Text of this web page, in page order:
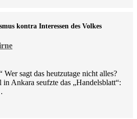
kontra Inte­ressen des Volkes
Wer sagt das heutzutage nicht alles?
Ankara seufzte das „Handelsblatt“: